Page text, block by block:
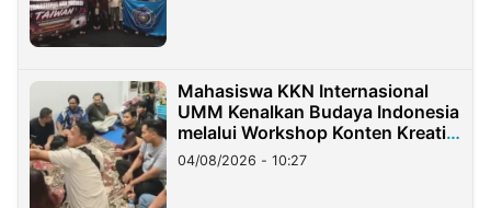
Mahasiswa KKN Internasional
UMM Kenalkan Budaya Indonesia
melalui Workshop Konten Kreatif
di Taiwan
04/08/2026 - 10:27